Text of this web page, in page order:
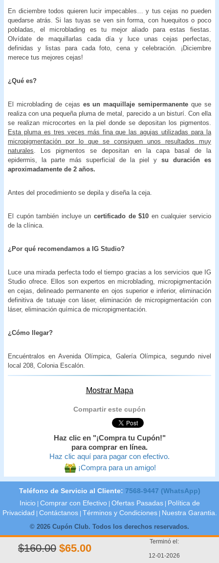
En diciembre todos quieren lucir impecables… y tus cejas no pueden
quedarse atrás. Si las tuyas se ven sin forma, con huequitos o poco
pobladas, el microblading es tu mejor aliado para estas fiestas.
Olvídate de maquillarlas cada día y luce unas cejas perfectas,
definidas y listas para cada foto, cena y celebración. ¡Diciembre
merece tus mejores cejas!
¿Qué es?
El microblading de cejas es un maquillaje semipermanente que se
realiza con una pequeña pluma de metal, parecido a un bisturí. Con ella
se realizan microcortes en la piel donde se depositan los pigmentos.
Esta pluma es tres veces más fina que las agujas utilizadas para la
micropigmentación por lo que se consiguen unos resultados muy
naturales . Los pigmentos se depositan en la capa basal de la
epidermis, la parte más superficial de la piel ysu duración es
aproximadamente de 2 años.
Antes del procedimiento se depila y diseña la ceja.
El cupón también incluye un certificado de $10 en cualquier servicio
de la clínica.
¿Por qué recomendamos a IG Studio?
Luce una mirada perfecta todo el tiempo gracias a los servicios que IG
Studio ofrece. Ellos son expertos en microblading, micropigmentación
en cejas, delineado permanente en ojos superior e inferior, eliminación
definitiva de tatuaje con láser, eliminación de micropigmentación con
láser, eliminación química de micropigmentación.
¿Cómo llegar?
Encuéntralos en Avenida Olímpica, Galería Olímpica, segundo nivel
local 208, Colonia Escalón.
Mostrar Mapa
Compartir este cupón
Haz clic en "¡Compra tu Cupón!"
para comprar en línea.
Haz clic aquí para pagar con efectivo.
¡Compra para un amigo!
$160.00 $65.00
Terminó el:
12-01-2026
Teléfono de Servicio al Cliente: 7568-9447 (WhatsApp)
Inicio Comprar con Efectivo Ofertas Pasadas
Política de
Privacidad
Contáctanos Términos y Condiciones
Nuestra Garantia.
© 2026 Cupón Club. Todos los derechos reservados.